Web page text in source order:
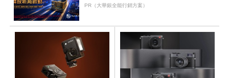
PR（大華銀全能行銷方案）